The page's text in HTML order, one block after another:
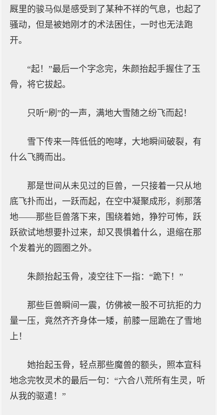
厩里的骏马似是感受到了某种不祥的气息，也起了
骚动，但是被她刚才的术法困住，一时也无法跑
开。
“起！”最后一个字念完，朱颜抬起手握住了玉
骨，将它拔起。
只听“刷”的一声，满地大雪随之纷飞而起！
雪下传来一阵低低的咆哮，大地瞬间破裂，有
什么飞腾而出。
那是世间从未见过的巨兽，一只接着一只从地
底飞扑而出，一跃而起，在空中凝聚成形，刹那落
地——那些巨兽落下来，围绕着她，狰狞可怖，跃
跃欲试地想要扑过来，却又畏惧着什么，退缩在那
个发着光的圆圈之外。
朱颜抬起玉骨，凌空往下一指：“跪下！”
那些巨兽瞬间一震，仿佛被一股不可抗拒的力
量一压，竟然齐齐身体一矮，前膝一屈跪在了雪地
上！
她抬起玉骨，轻点那些魔兽的额头，照本宣科
地念完牧灵术的最后一句：“六合八荒所有生灵，听
从我的驱遣！”